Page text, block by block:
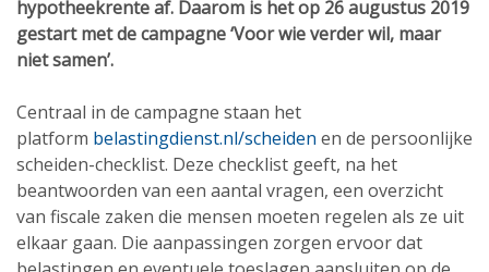
hypotheekrente af. Daarom is het op 26 augustus 2019
gestart met de campagne ‘Voor wie verder wil, maar
niet samen’.
Centraal in de campagne staan het
platform belastingdienst.nl/scheiden en de persoonlijke
scheiden-checklist. Deze checklist geeft, na het
beantwoorden van een aantal vragen, een overzicht
van fiscale zaken die mensen moeten regelen als ze uit
elkaar gaan. Die aanpassingen zorgen ervoor dat